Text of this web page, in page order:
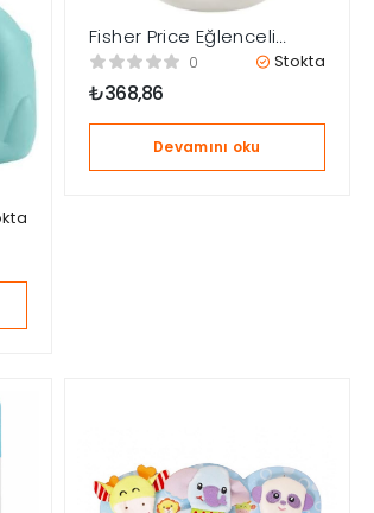
Fisher Price Eğlenceli
Dostlar Çıngıraklı Dişlik –
Kirpi HJW11-HKD72
0 Stokta
₺368,86
Devamını oku